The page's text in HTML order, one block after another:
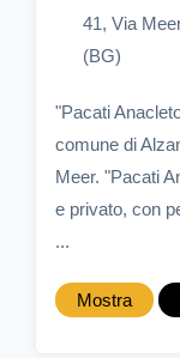
41, Via
(BG)
"Pacati
comune di
Meer. "Pacati
e privato, con
...
Mostra